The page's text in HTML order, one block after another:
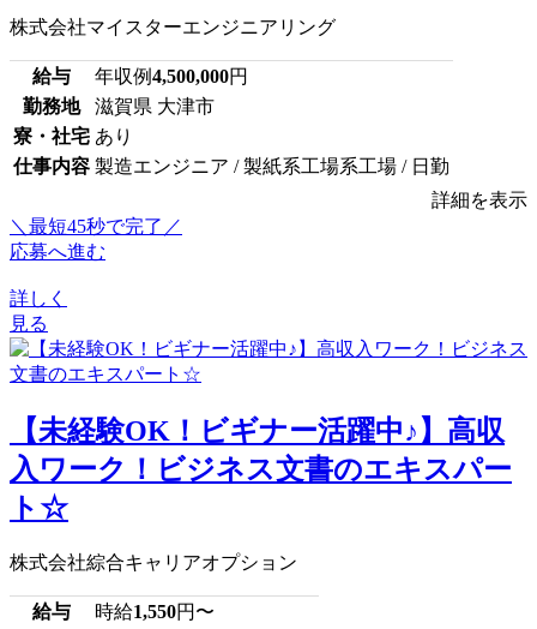
株式会社マイスターエンジニアリング
給与 年収例4,500,000円
勤務地
滋賀県 大津市
寮・社宅 あり
仕事内容 製造エンジニア / 製紙系工場系工場 / 日勤
詳細を表示
＼最短45秒で完了／
応募へ進む
詳しく
見る
【未経験OK！ビギナー活躍中♪】高収
入ワーク！ビジネス文書のエキスパー
ト☆
株式会社綜合キャリアオプション
給与 時給1,550円〜